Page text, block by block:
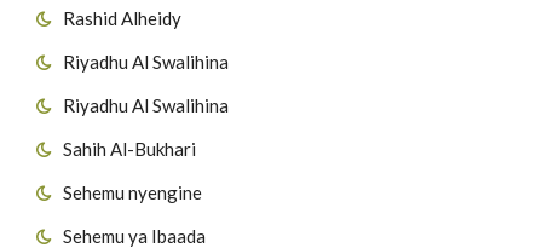
Rashid Alheidy
Riyadhu Al Swalihina
Riyadhu Al Swalihina
Sahih Al-Bukhari
Sehemu nyengine
Sehemu ya Ibaada